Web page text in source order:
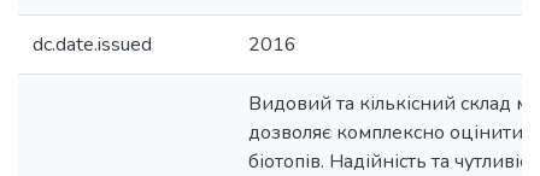
dc.date.issued 2016
Видовий та кількісний склад
дозволяє комплексно оцінити
біотопів. Надійність та